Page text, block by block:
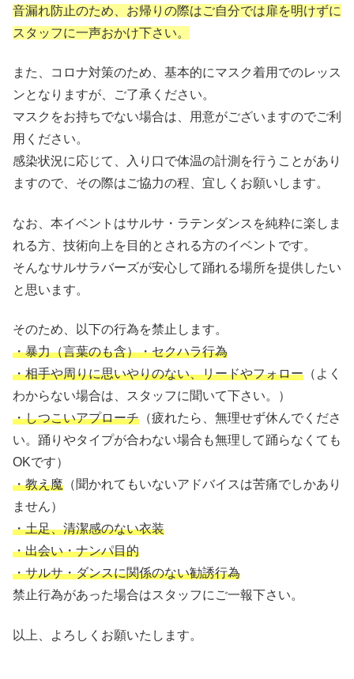
音漏れ防止のため、お帰りの際はご自分では扉を明けずに
スタッフに一声おかけ下さい。
また、コロナ対策のため、基本的にマスク着用でのレッス
ンとなりますが、ご了承ください。
マスクをお持ちでない場合は、用意がございますのでご利
用ください。
感染状況に応じて、入り口で体温の計測を行うことがあり
ますので、その際はご協力の程、宜しくお願いします。
なお、本イベントはサルサ・ラテンダンスを純粋に楽しま
れる方、技術向上を目的とされる方のイベントです。
そんなサルサラバーズが安心して踊れる場所を提供したい
と思います。
そのため、以下の行為を禁止します。
・暴力（言葉のも含）・セクハラ行為
・相手や周りに思いやりのない、リードやフォロー （よく
わからない場合は、スタッフに聞いて下さい。）
・しつこいアプローチ （疲れたら、無理せず休んでくださ
い。踊りやタイプが合わない場合も無理して踊らなくても
OKです）
・教え魔 （聞かれてもいないアドバイスは苦痛でしかあり
ません）
・土足、清潔感のない衣装
・出会い・ナンパ目的
・サルサ・ダンスに関係のない勧誘行為
禁止行為があった場合はスタッフにご一報下さい。
以上、よろしくお願いたします。